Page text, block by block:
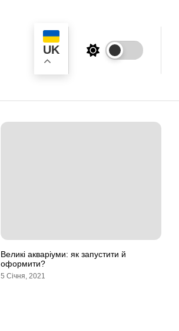
UK
Великі акваріуми: як запустити й
оформити?
5 Січня, 2021